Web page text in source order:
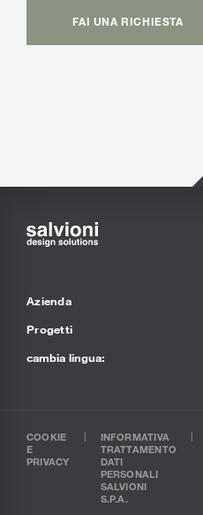
FAI UNA RICHIESTA
Azienda
Progetti
cambia lingua:
COOKIE
E
PRIVACY
INFORMATIVA
TRATTAMENTO
DATI
PERSONALI
SALVIONI
S.P.A.